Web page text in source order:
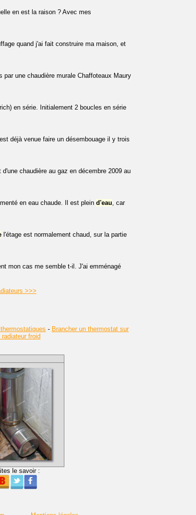
en est la raison ? Avec mes
quand j'ai fait construire ma maison, et
par une chaudière murale Chaffoteaux Maury
en série. Initialement 2 boucles en série
déjà venue faire un désembouage il y trois
chaudière au gaz en décembre 2009 au
en eau chaude. Il est plein d'eau, car
l'étage est normalement chaud, sur la partie
mon cas me semble t-il. J'ai emménagé
>>>
- Brancher un thermostat sur
froid
le savoir :